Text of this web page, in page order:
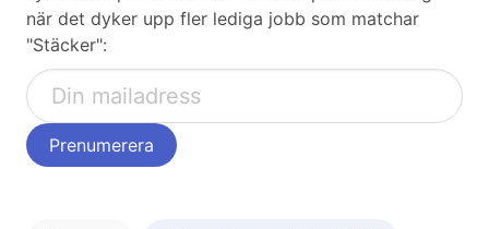
när det dyker upp fler lediga jobb som matchar
"Stäcker":